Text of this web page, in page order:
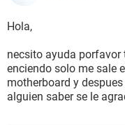
Hola,
necsito ayuda
enciendo solo me sale
motherboard y
alguien saber se le